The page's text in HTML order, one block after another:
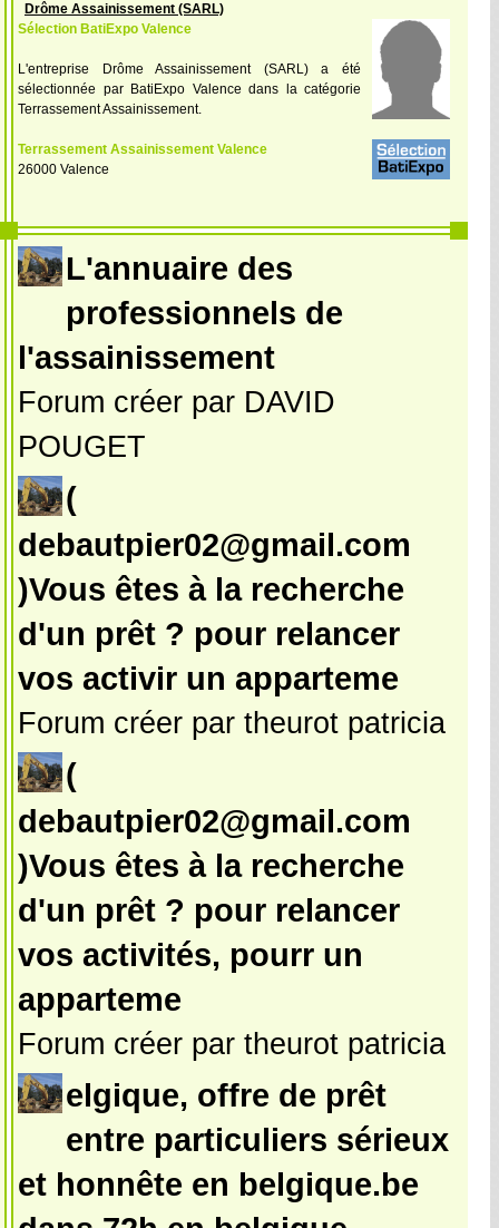
Drôme Assainissement (SARL)
Sélection BatiExpo Valence
L'entreprise Drôme Assainissement (SARL) a été
sélectionnée par BatiExpo Valence dans la catégorie
Terrassement Assainissement.
Terrassement Assainissement Valence
26000 Valence
L'annuaire des
professionnels de
l'assainissement
Forum créer par DAVID
POUGET
(
debautpier02@gmail.com
)Vous êtes à la recherche
d'un prêt ? pour relancer
vos activir un apparteme
Forum créer par theurot patricia
(
debautpier02@gmail.com
)Vous êtes à la recherche
d'un prêt ? pour relancer
vos activités, pourr un
apparteme
Forum créer par theurot patricia
elgique, offre de prêt
entre particuliers sérieux
et honnête en belgique.be